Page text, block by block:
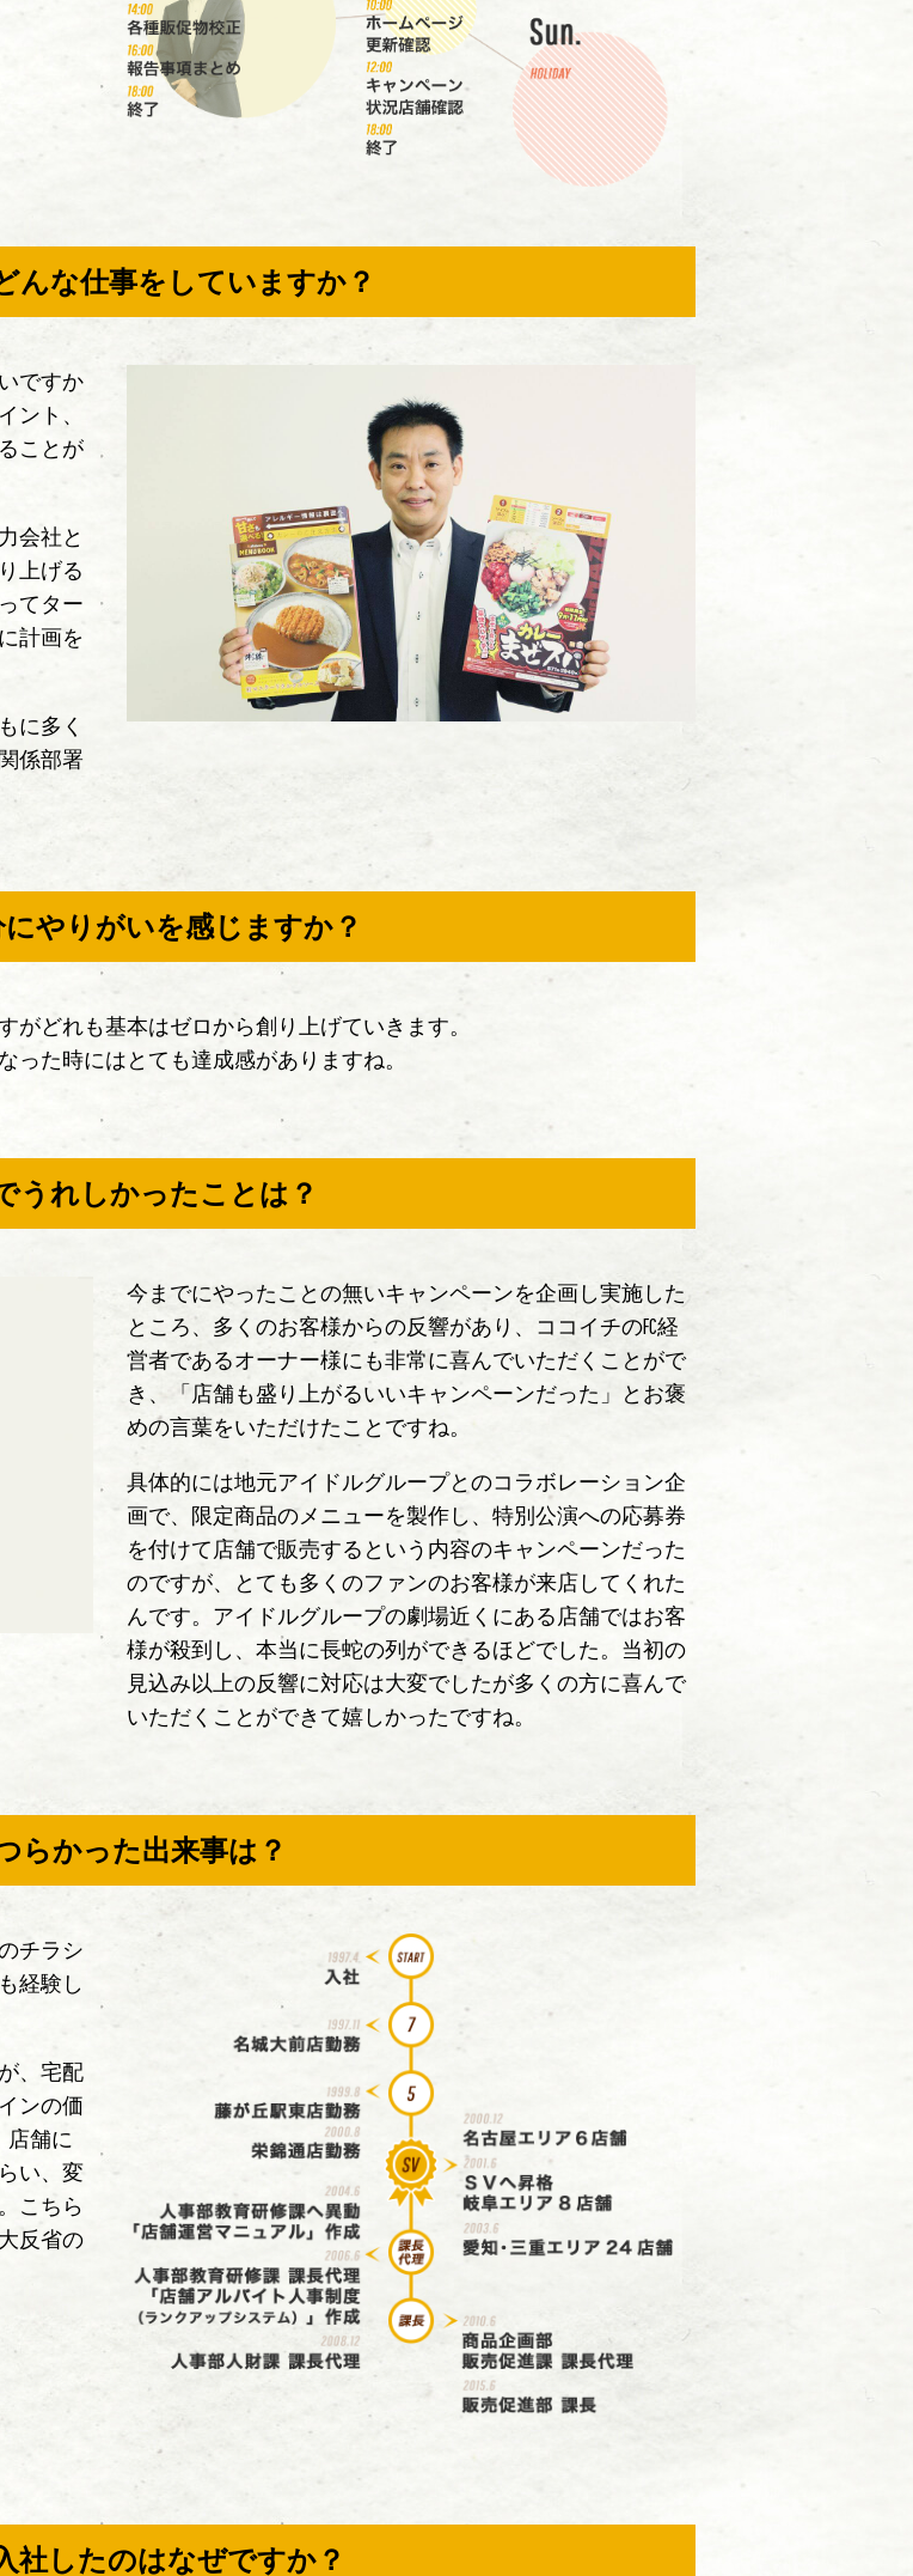
んな仕事をしていますか？
ですか
ント、
ことが
会社と
上げる
てター
計画を
に多く
係部署
やりがいを感じますか？
どれも基本はゼロから創り上げていきます。
た時にはとても達成感がありますね。
うれしかったことは？
今までにやったことの無いキャンペーンを企画し実施した
ところ、多くのお客様からの反響があり、ココイチのFC経
営者であるオーナー様にも非常に喜んでいただくことがで
き、「店舗も盛り上がるいいキャンペーンだった」とお褒
めの言葉をいただけたことですね。
具体的には地元アイドルグループとのコラボレーション企
画で、限定商品のメニューを製作し、特別公演への応募券
を付けて店舗で販売するという内容のキャンペーンだった
のですが、とても多くのファンのお客様が来店してくれた
んです。アイドルグループの劇場近くにある店舗ではお客
様が殺到し、本当に長蛇の列ができるほどでした。当初の
見込み以上の反響に対応は大変でしたが多くの方に喜んで
いただくことができて嬉しかったですね。
らかった出来事は？
チラシ
経験し
、宅配
ンの価
店舗に
い、変
こちら
反省の
社したのはなぜですか？